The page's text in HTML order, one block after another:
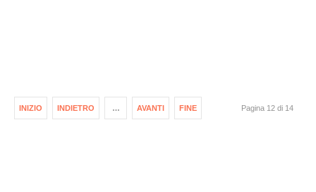
INIZIO INDIETRO … AVANTI FINE Pagina 12 di 14